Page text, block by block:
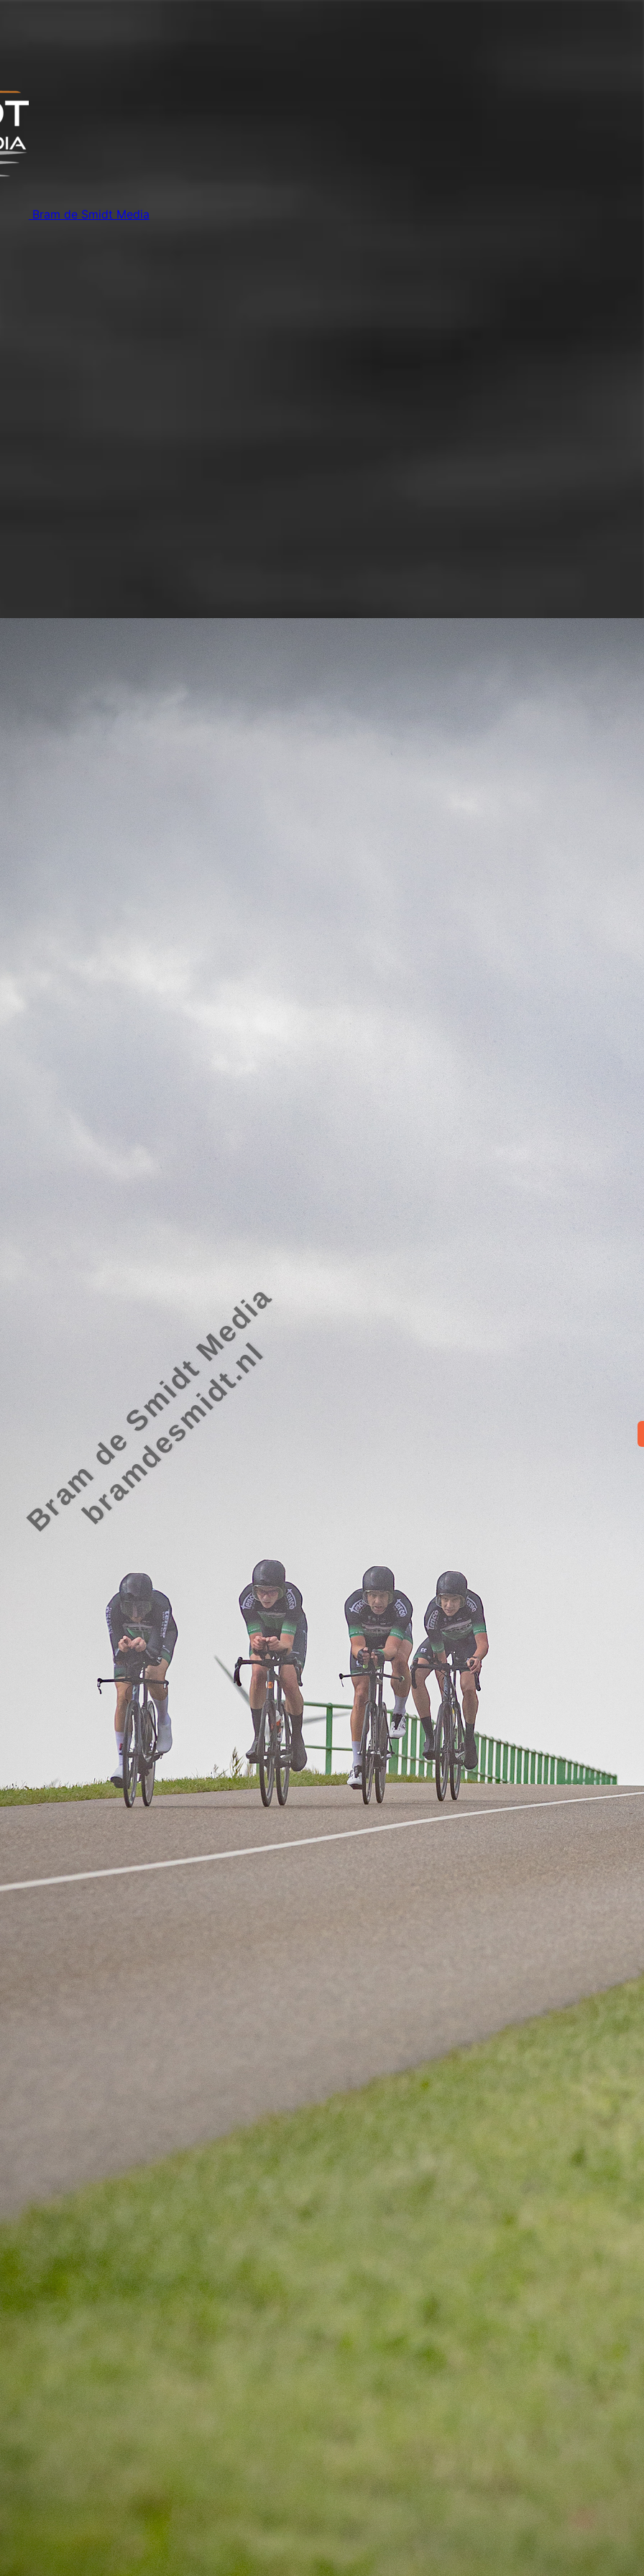
Bram de Smidt Media
Bram de Smidt Media
bramdesmidt.nl